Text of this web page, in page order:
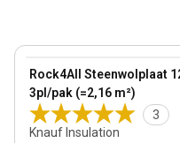
Rock4All Steenwolplaat
3pl/pak (=2,16 m²)
3
Knauf Insulation
View product